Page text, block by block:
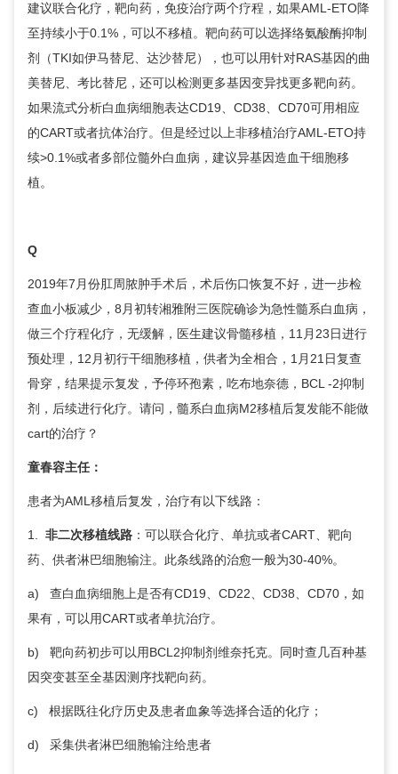
建议联合化疗，靶向药，免疫治疗两个疗程，如果AML-ETO降
至持续小于0.1%，可以不移植。靶向药可以选择络氨酸酶抑制
剂（TKI如伊马替尼、达沙替尼），也可以用针对RAS基因的曲
美替尼、考比替尼，还可以检测更多基因变异找更多靶向药。
如果流式分析白血病细胞表达CD19、CD38、CD70可用相应
的CART或者抗体治疗。但是经过以上非移植治疗AML-ETO持
续>0.1%或者多部位髓外白血病，建议异基因造血干细胞移
植。
Q
2019年7月份肛周脓肿手术后，术后伤口恢复不好，进一步检
查血小板减少，8月初转湘雅附三医院确诊为急性髓系白血病，
做三个疗程化疗，无缓解，医生建议骨髓移植，11月23日进行
预处理，12月初行干细胞移植，供者为全相合，1月21日复查
骨穿，结果提示复发，予停环孢素，吃布地奈德，BCL -2抑制
剂，后续进行化疗。请问，髓系白血病M2移植后复发能不能做
cart的治疗？
童春容主任：
患者为AML移植后复发，治疗有以下线路：
1. 非二次移植线路 ：可以联合化疗、单抗或者CART、靶向
药、供者淋巴细胞输注。此条线路的治愈一般为30-40%。
a) 查白血病细胞上是否有CD19、CD22、CD38、CD70，如
果有，可以用CART或者单抗治疗。
b) 靶向药初步可以用BCL2抑制剂维奈托克。同时查几百种基
因突变甚至全基因测序找靶向药。
c) 根据既往化疗历史及患者血象等选择合适的化疗；
d) 采集供者淋巴细胞输注给患者